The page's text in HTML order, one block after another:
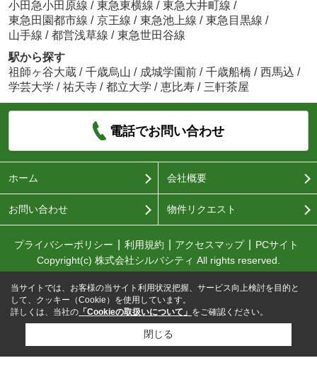
小田急小田原線 / 東急東横線 / 東急大井町線 /
東急田園都市線 / 京王線 / 東急池上線 / 東急目黒線 /
山手線 / 都営浅草線 / 東急世田谷線
駅から探す
祖師ヶ谷大蔵 / 千歳烏山 / 成城学園前 / 千歳船橋 / 西馬込 /
学芸大学 / 祐天寺 / 都立大学 / 恵比寿 / 三軒茶屋
電話でお問い合わせ
ホーム 会社概要
お問い合わせ 物件リクエスト
プライバシーポリシー 利用規約 アクセスマップ
PCサイト
Copyright(c) 株式会社シルバシティ All rights reserved.
当サイトでは、お客様の当サイト利用状況把握、サービス向上検討を目的と
して、クッキー（Cookie）を使用しています。
詳しくは、当社の 「Cookieの取扱いについて」 をご確認ください。
閉じる